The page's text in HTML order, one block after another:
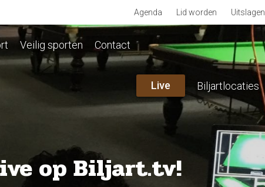
Agenda Lid worden Uitslagen
Veilig sporten Contact
Live Biljartlocaties
op Biljart.tv!